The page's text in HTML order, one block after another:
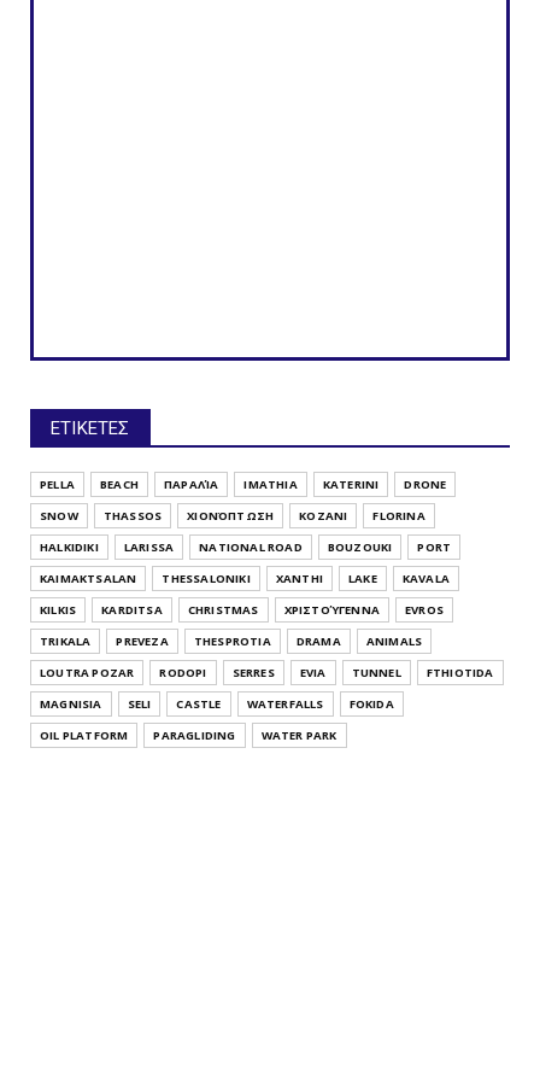
ΕΤΙΚΕΤΕΣ
PELLA BEACH ΠΑΡΑΛΊΑ IMATHIA KATERINI
DRONE
SNOW
THASSOS ΧΙΟΝΌΠΤΩΣΗ KOZANI
FLORINA
HALKIDIKI
LARISSA NATIONAL ROAD BOUZOUKI
PORT
KAIMAKTSALAN
THESSALONIKI XANTHI LAKE
KAVALA
KILKIS
KARDITSA CHRISTMAS ΧΡΙΣΤΟΎΓΕΝΝΑ
EVROS
TRIKALA
PREVEZA THESPROTIA DRAMA
ANIMALS
LOUTRA POZAR
RODOPI SERRES EVIA TUNNEL
FTHIOTIDA
MAGNISIA
SELI CASTLE WATERFALLS
FOKIDA
OIL PLATFORM
PARAGLIDING WATER PARK